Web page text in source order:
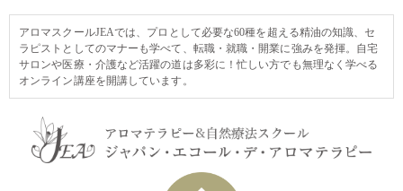
アロマスクールJEAでは、プロとして必要な60種を超える精油の知識、セ
ラピストとしてのマナーも学べて、転職・就職・開業に強みを発揮。自宅
サロンや医療・介護など活躍の道は多彩に！忙しい方でも無理なく学べる
オンライン講座を開講しています。